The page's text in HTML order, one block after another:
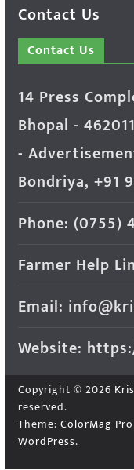
Contact Us
Contact Us
14 Press
Bhopal -
-
Bondriya, +91
Phone: (0755)
Farmer Help
Email:
Website:
Copyright © 2026
reserved.
Theme: ColorMag Pro
WordPress.